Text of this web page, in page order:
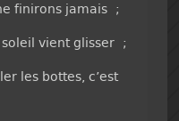
finirons jamais ;
vient glisser ;
les bottes, c’est